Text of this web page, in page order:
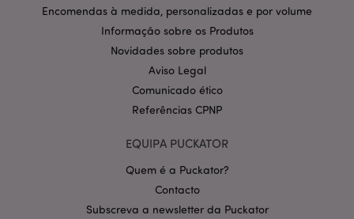
Encomendas à medida, personalizadas e por volume
Informação sobre os Produtos
Novidades sobre produtos
Aviso Legal
Comunicado ético
Referências CPNP
EQUIPA PUCKATOR
Quem é a Puckator?
Contacto
Subscreva a newsletter da Puckator
Nome
Provider/
CookieScriptConsent
Política de Privacidade da